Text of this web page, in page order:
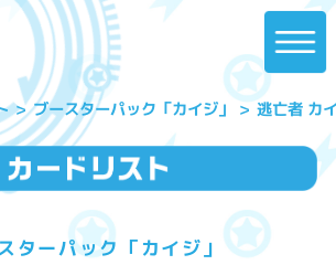
ブースターパック「カイジ」 逃亡者 カ
ターパック「カイジ」